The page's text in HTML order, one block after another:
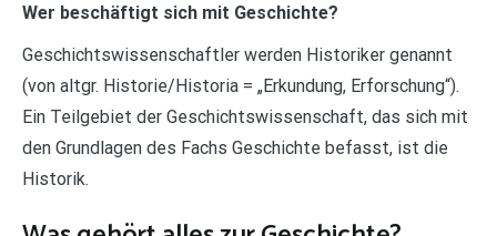
Wer beschäftigt sich mit Geschichte?
Geschichtswissenschaftler werden Historiker genannt
(von altgr. Historie/Historia = „Erkundung, Erforschung“).
Ein Teilgebiet der Geschichtswissenschaft, das sich mit
den Grundlagen des Fachs Geschichte befasst, ist die
Historik.